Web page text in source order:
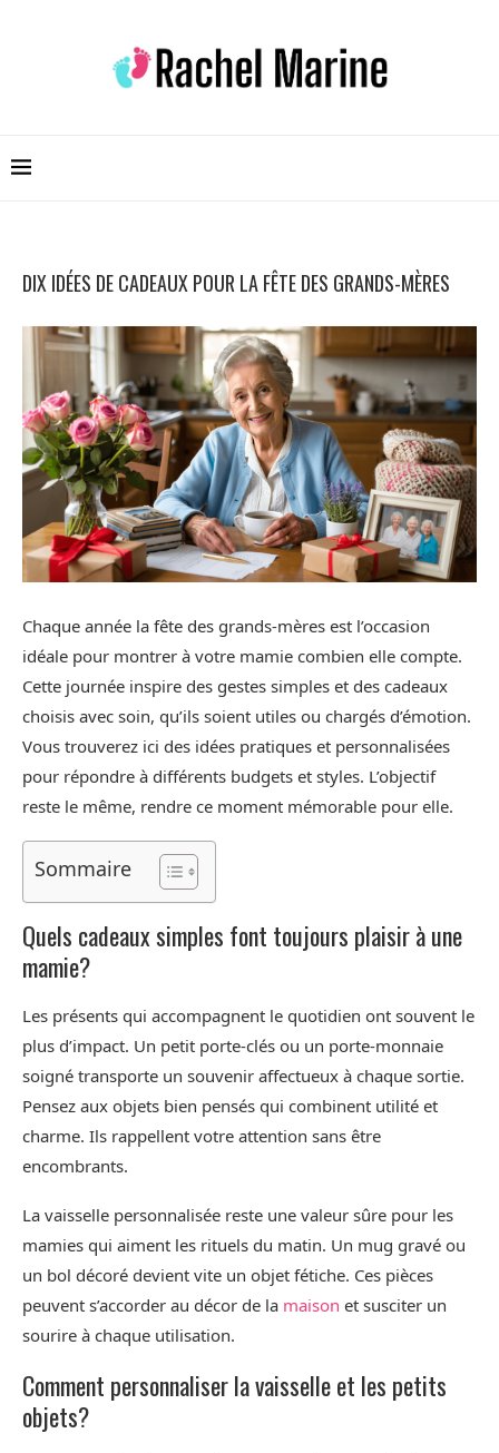
DIX IDÉES DE CADEAUX POUR LA FÊTE DES GRANDS-MÈRES
Chaque année la fête des grands-mères est l’occasion
idéale pour montrer à votre mamie combien elle compte.
Cette journée inspire des gestes simples et des cadeaux
choisis avec soin, qu’ils soient utiles ou chargés d’émotion.
Vous trouverez ici des idées pratiques et personnalisées
pour répondre à différents budgets et styles. L’objectif
reste le même, rendre ce moment mémorable pour elle.
Sommaire
Quels cadeaux simples font toujours plaisir à une
mamie?
Les présents qui accompagnent le quotidien ont souvent le
plus d’impact. Un petit porte-clés ou un porte-monnaie
soigné transporte un souvenir affectueux à chaque sortie.
Pensez aux objets bien pensés qui combinent utilité et
charme. Ils rappellent votre attention sans être
encombrants.
La vaisselle personnalisée reste une valeur sûre pour les
mamies qui aiment les rituels du matin. Un mug gravé ou
un bol décoré devient vite un objet fétiche. Ces pièces
peuvent s’accorder au décor de la maison et susciter un
sourire à chaque utilisation.
Comment personnaliser la vaisselle et les petits
objets?